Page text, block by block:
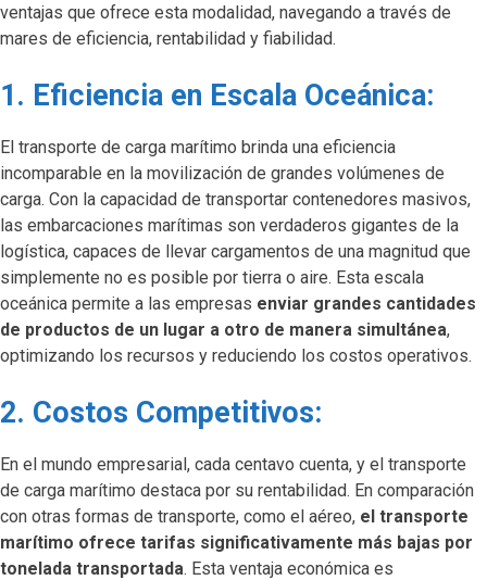
ventajas que ofrece esta modalidad, navegando a través de
mares de eficiencia, rentabilidad y fiabilidad.
1. Eficiencia en Escala Oceánica:
El transporte de carga marítimo brinda una eficiencia
incomparable en la movilización de grandes volúmenes de
carga. Con la capacidad de transportar contenedores masivos,
las embarcaciones marítimas son verdaderos gigantes de la
logística, capaces de llevar cargamentos de una magnitud que
simplemente no es posible por tierra o aire. Esta escala
oceánica permite a las empresas enviar grandes cantidades
de productos de un lugar a otro de manera simultánea,
optimizando los recursos y reduciendo los costos operativos.
2. Costos Competitivos:
En el mundo empresarial, cada centavo cuenta, y el transporte
de carga marítimo destaca por su rentabilidad. En comparación
con otras formas de transporte, como el aéreo, el transporte
marítimo ofrece tarifas significativamente más bajas por
tonelada transportada. Esta ventaja económica es